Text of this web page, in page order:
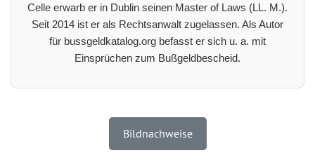
Celle erwarb er in Dublin seinen Master of Laws (LL. M.).
Seit 2014 ist er als Rechtsanwalt zugelassen. Als Autor
für bussgeldkatalog.org befasst er sich u. a. mit
Einsprüchen zum Bußgeldbescheid.
Bildnachweise